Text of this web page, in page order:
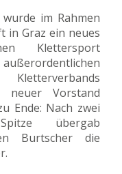
im Rahmen
in Graz ein neues
Klettersport
neuer Vorstand
Ende: Nach zwei
übergab
Burtscher die